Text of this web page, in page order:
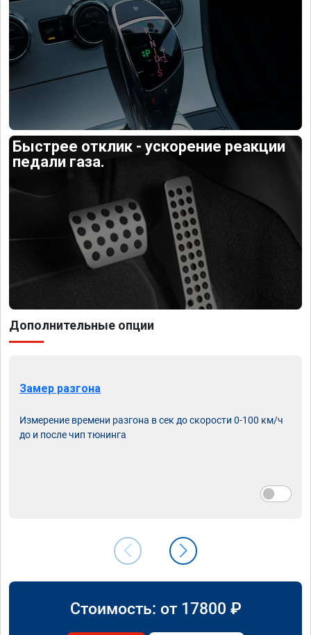
Быстрее отклик - ускорение реакции
педали газа.
Дополнительные опции
Замер разгона
Измерение времени разгона в сек до скорости 0-100 км/ч
до и после чип тюнинга
Стоимость: от 17800 ₽